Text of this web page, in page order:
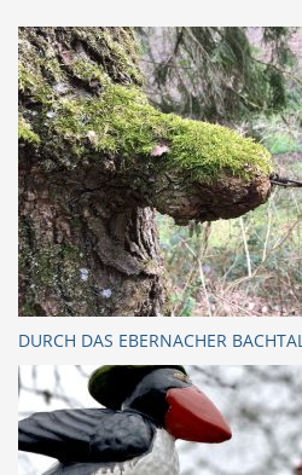
DURCH DAS EBERNACHER BACHTAL